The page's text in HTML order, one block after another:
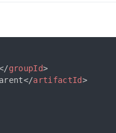
groupId>
</artifactId>